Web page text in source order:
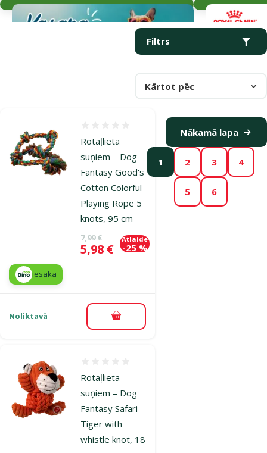
Filtrs
Kārtot pēc
Produkti kategorijā Rotaļlietas kucēniem
Rotaļlieta
suņiem – Dog
Fantasy Good's
Cotton Colorful
Playing Rope 5
knots, 95 cm
Oriģinālā cena
7,99 €
Cena
5,98 €
Atlaide
-25 %
iesaka
Noliktavā Pievienot grozam
Rotaļlieta
suņiem – Dog
Fantasy Safari
Tiger with
whistle knot, 18
1 2 3 4
5 6
Nākamā lapa